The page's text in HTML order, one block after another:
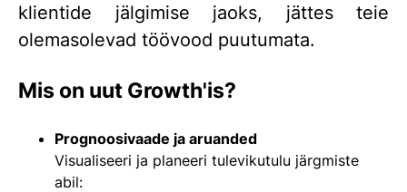
klientide jälgimise jaoks, jättes teie
olemasolevad töövood puutumata.
Mis on uut Growth'is?
Prognoosivaade ja aruanded
Visualiseeri ja planeeri tulevikutulu järgmiste
abil: